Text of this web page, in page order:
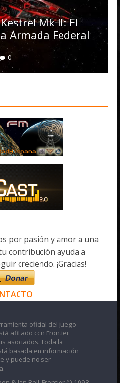
Mk II: El
Federal
por pasión y amor a una
contribución ayuda a
creciendo. ¡Gracias!
oficial del juego
afiliado con Frontier
asociados. Toda la
basada en información
y puede no ser